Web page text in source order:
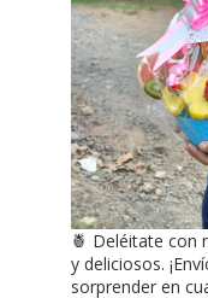
🍍 Deléitate con
y deliciosos.
sorprender en